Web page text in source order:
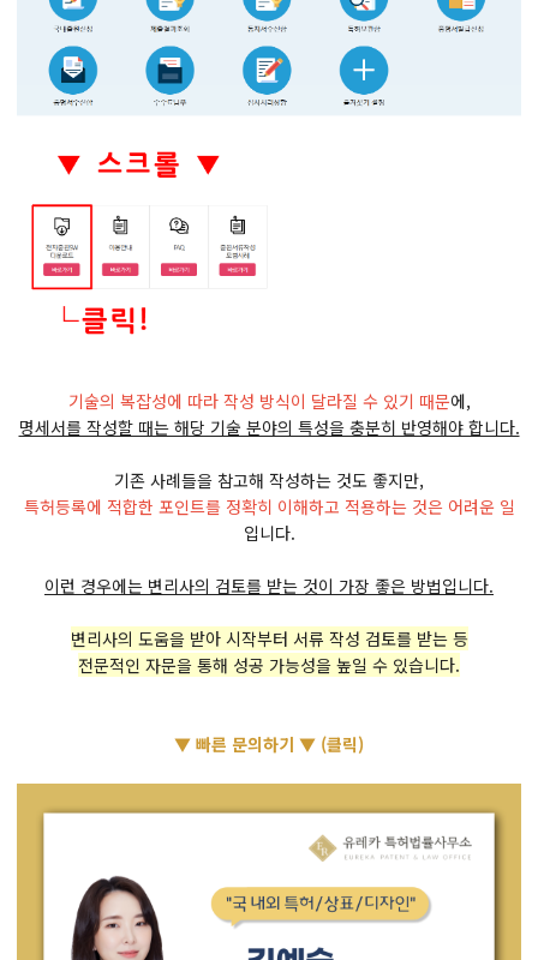
기술의 복잡성에 따라 작성 방식이 달라질 수 있기 때문에,
명세서를 작성할 때는 해당 기술 분야의 특성을 충분히 반영해야 합니다.
기존 사례들을 참고해 작성하는 것도 좋지만,
특허등록에 적합한 포인트를 정확히 이해하고 적용하는 것은 어려운 일
입니다.
이런 경우에는 변리사의 검토를 받는 것이 가장 좋은 방법입니다.
변리사의 도움을 받아 시작부터 서류 작성 검토를 받는 등
전문적인 자문을 통해 성공 가능성을 높일 수 있습니다.
▼ 빠른 문의하기 ▼ (클릭)